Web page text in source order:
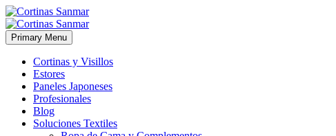
Primary Menu
Cortinas y Visillos
Estores
Paneles Japoneses
Profesionales
Blog
Soluciones Textiles